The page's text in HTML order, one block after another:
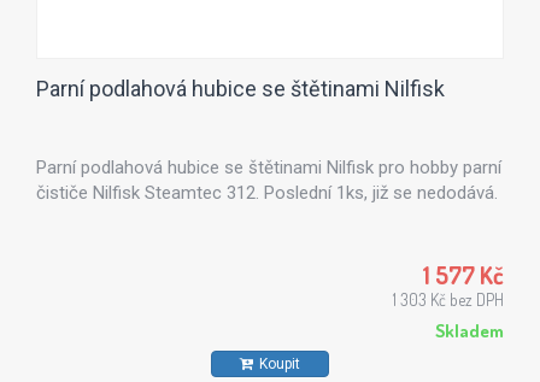
Parní podlahová hubice se štětinami Nilfisk
Parní podlahová hubice se štětinami Nilfisk pro hobby parní
čističe Nilfisk Steamtec 312. Poslední 1ks, již se nedodává.
1 577 Kč
1 303 Kč bez DPH
Skladem
Koupit